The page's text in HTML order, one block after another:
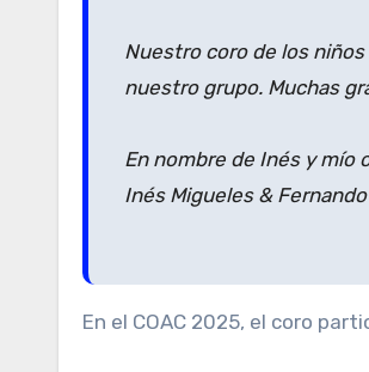
Nuestro coro de los
nuestro grupo. Muchas
En nombre de Inés y mío
Inés Migueles &
En el COAC 2025, el coro